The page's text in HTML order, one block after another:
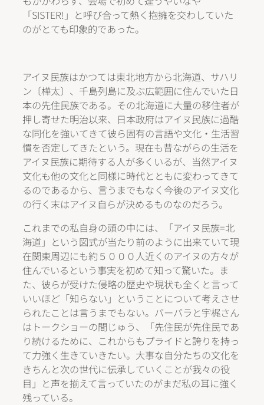
「SISTER!」と呼び合って熱く抱擁を交わしていた
のがとても印象的であった。
アイヌ民族はかつては東北地方から北海道、サハリ
ン〔樺太〕、千島列島に及ぶ広範囲に住んでいた日
本の先住民族である。その北海道に大量の移住者が
押し寄せた明治以来、日本政府はアイヌ民族に過酷
な同化を強いてきて彼ら固有の言語や文化・生活習
慣を否定してきたという。現在も昔ながらの生活を
アイヌ民族に期待する人が多くいるが、当然アイヌ
文化も他の文化と同様に時代とともに変わってきて
るのであるから、言うまでもなく今後のアイヌ文化
の行く末はアイヌ自らが決めるものなのだろう。
これまでの私自身の頭の中には、「アイヌ民族=北
海道」という図式が当たり前のように出来ていて現
在関東周辺にも約５０００人近くのアイヌの方々が
住んでいるという事実を初めて知って驚いた。ま
た、彼らが受けた侵略の歴史や現状も全くと言って
いいほど「知らない」ということについて考えさせ
られたことは言うまでもない。バーバラと宇梶さん
はトークショーの間じゅう、「先住民が先住民であ
り続けるために、これからもプライドと誇りを持っ
て力強く生きていきたい。大事な自分たちの文化を
きちんと次の世代に伝承していくことが我々の役
目」と声を揃えて言っていたのがまだ私の耳に強く
残っている。